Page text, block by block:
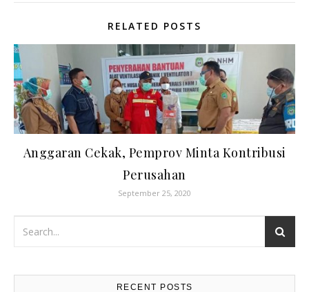
RELATED POSTS
Anggaran Cekak, Pemprov Minta Kontribusi
Perusahan
September 25, 2020
RECENT POSTS